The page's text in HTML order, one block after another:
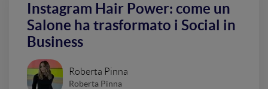
Instagram Hair Power: come un
Salone ha trasformato i Social in
Business
Roberta Pinna
Roberta Pinna